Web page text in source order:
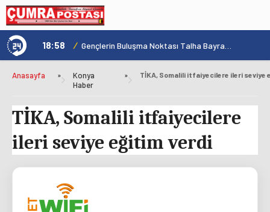
Konya'nın Zengin Mutfağı GastroFest'te Tanıtılacak 18:58 /
Anasayfa »
Konya
Haber
»
TİKA, Somalili itfaiyecilere
ileri seviye eğitim verdi